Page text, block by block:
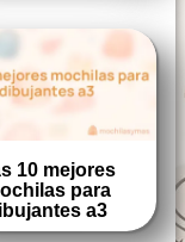
10 mejores
para
a3